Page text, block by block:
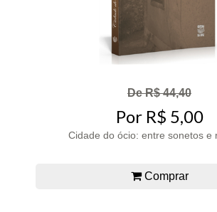
De R$ 44,40
Por R$ 5,00
Cidade do ócio: entre sonetos e
Comprar